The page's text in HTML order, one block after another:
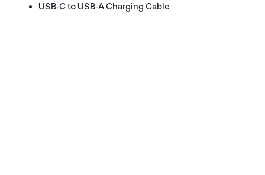
USB-C to USB-A Charging Cable